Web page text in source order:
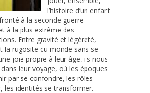
l’histoire d’un enfant
à la seconde guerre
à la plus extrême des
Entre gravité et légèreté,
la rugosité du monde sans se
joie propre à leur âge, ils nous
leur voyage, où les époques
par se confondre, les rôles
les identités se transformer.